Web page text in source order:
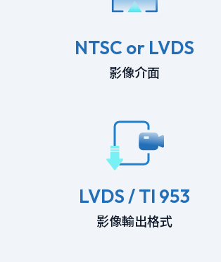
NTSC or LVDS
影像介面
LVDS / TI 953
影像輸出格式